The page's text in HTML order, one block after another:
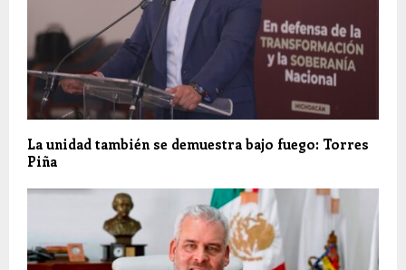
La unidad también se demuestra bajo fuego: Torres
Piña